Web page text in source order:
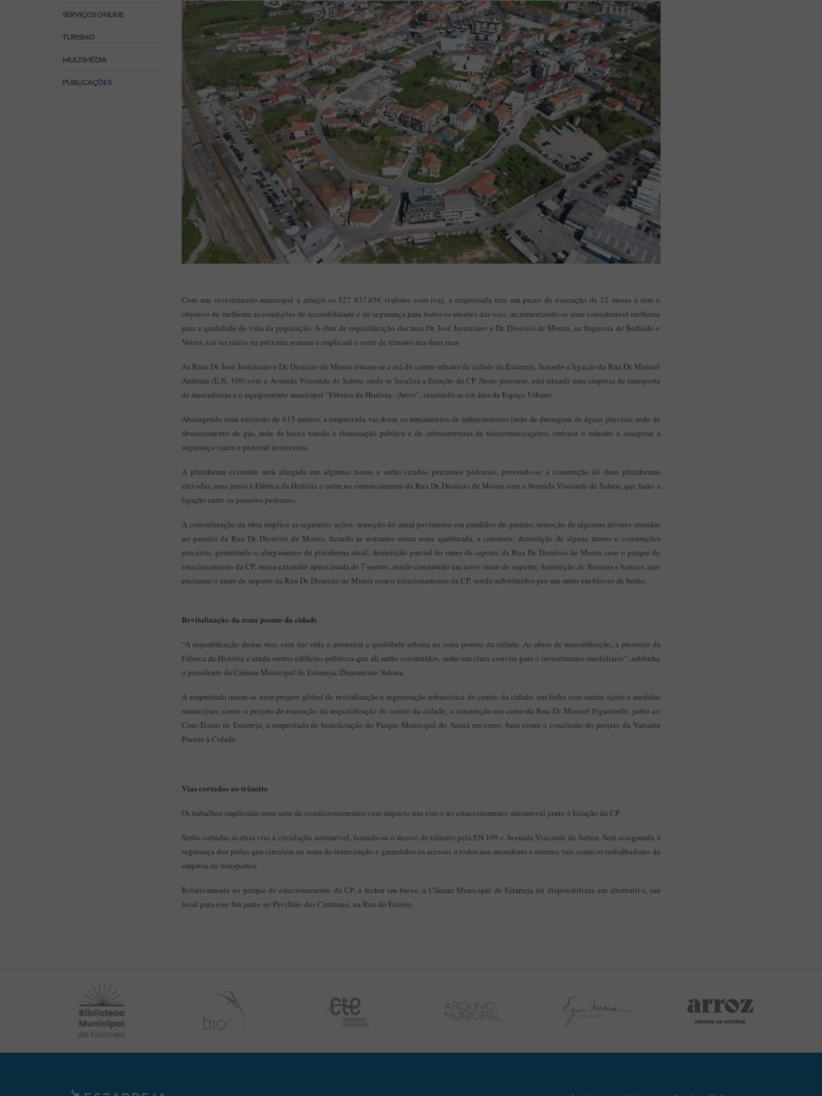
Aplicação Sentir Estarreja
Museu Fábrica da História – Arroz
SERVIÇOS ONLINE
TURISMO
MULTIMÉDIA
PUBLICAÇÕES
Com um investimento municipal a atingir os 527 837,65€ (valores com iva), a empreitada tem um prazo de execução de 12 meses e tem o
objetivo de melhorar as condições de acessibilidade e de segurança para todos os utentes das vias, incrementando-se uma considerável melhoria
para a qualidade de vida da população. A obra de requalificação das ruas Dr. José Justiniano e Dr. Dionísio de Moura, na freguesia de Beduído e
Veiros, vai ter início na próxima semana e implicará o corte de trânsito nas duas ruas.
As Ruas Dr. José Justiniano e Dr. Dionísio de Moura situam-se a sul do centro urbano da cidade de Estarreja, fazendo a ligação da Rua Dr. Manuel
Andrade (E.N. 109) com a Avenida Visconde de Salreu, onde se localiza a Estação da CP. Neste percurso, está situada uma empresa de transporte
de mercadorias e o equipamento municipal “Fábrica da História - Arroz”, inserindo-se em área de Espaço Urbano.
Abrangendo uma extensão de 615 metros, a empreitada vai dotar os arruamentos de infraestruturas (rede de drenagem de águas pluviais, rede de
abastecimento de gás, rede de baixa tensão e iluminação pública e de infraestruturas de telecomunicações), ordenar o trânsito e assegurar a
segurança viária e pedonal destas ruas.
A plataforma existente será alargada em algumas zonas e serão criados percursos pedonais, prevendo-se a construção de duas plataformas
elevadas, uma junto à Fábrica da História e outra no entroncamento da Rua Dr. Dionísio de Moura com a Avenida Visconde de Salreu, que farão a
ligação entre os passeios pedonais.
A concretização da obra implica as seguintes ações: remoção do atual pavimento em paralelos de granito; remoção de algumas árvores situadas
no passeio da Rua Dr. Dionísio de Moura, ficando as restantes numa zona ajardinada, a construir; demolição de alguns muros e construções
precárias, permitindo o alargamento da plataforma atual; demolição parcial do muro de suporte da Rua Dr. Dionísio de Moura com o parque de
estacionamento da CP, numa extensão aproximada de 7 metros, sendo construído um novo muro de suporte; demolição de floreiras e bancos, que
encimam o muro de suporte da Rua Dr. Dionísio de Moura com o estacionamento da CP, sendo substituídos por um muro em blocos de betão.
Revitalização da zona poente da cidade
“A requalificação destas ruas vem dar vida e aumentar a qualidade urbana na zona poente da cidade. As obras de requalificação, a presença da
Fábrica da História e ainda outros edifícios públicos que ali serão construídos, serão um claro convite para o investimento imobiliário”, sublinha
o presidente da Câmara Municipal de Estarreja, Diamantino Sabina.
A empreitada insere-se num projeto global de revitalização e regeneração urbanística do centro da cidade, em linha com outras ações e medidas
municipais, como o projeto de execução da requalificação do centro da cidade, a construção em curso da Rua Dr. Manuel Figueiredo, junto ao
Cine-Teatro de Estarreja, a empreitada de beneficiação do Parque Municipal do Antuã em curso, bem como a conclusão do projeto da Variante
Poente à Cidade.
Vias cortadas ao trânsito
Os trabalhos implicarão uma série de condicionamentos com impacto nas vias e no estacionamento automóvel junto à Estação da CP.
Serão cortadas as duas vias à circulação automóvel, fazendo-se o desvio de trânsito pela EN 109 e Avenida Visconde de Salreu. Será assegurada a
segurança dos peões que circulem na zona de intervenção e garantidos os acessos a todos aos moradores e utentes, tais como os trabalhadores da
empresa de transportes.
Relativamente ao parque de estacionamento da CP, a fechar em breve, a Câmara Municipal de Estarreja irá disponibilizar, em alternativa, um
local para esse fim junto ao Pavilhão dos Curtumes, na Rua do Esteiro.